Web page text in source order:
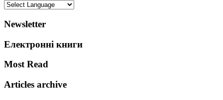
Newsletter
Електронні книги
Most Read
Articles archive